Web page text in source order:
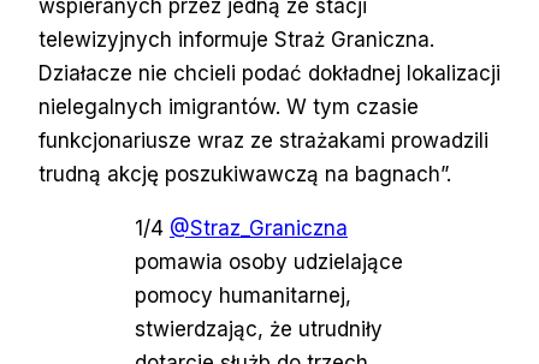
wspieranych przez jedną ze stacji
telewizyjnych informuje Straż Graniczna.
Działacze nie chcieli podać dokładnej lokalizacji
nielegalnych imigrantów. W tym czasie
funkcjonariusze wraz ze strażakami prowadzili
trudną akcję poszukiwawczą na bagnach”.
1/4 @Straz_Graniczna
pomawia osoby udzielające
pomocy humanitarnej,
stwierdzając, że utrudniły